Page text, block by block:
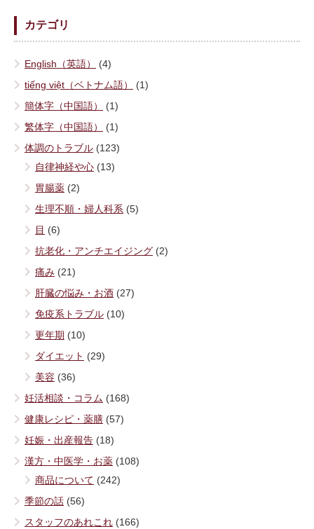
カテゴリ
English（英語）
(4)
tiếng việt（ベトナム語）
(1)
簡体字（中国語）
(1)
繁体字（中国語）
(1)
体調のトラブル (123)
自律神経や心 (13)
胃腸薬 (2)
生理不順・婦人科系 (5)
目 (6)
抗老化・アンチエイジング (2)
痛み (21)
肝臓の悩み・お酒 (27)
免疫系トラブル (10)
更年期 (10)
ダイエット (29)
美容 (36)
妊活相談・コラム (168)
健康レシピ・薬膳 (57)
妊娠・出産報告 (18)
漢方・中医学・お薬 (108)
商品について (242)
季節の話 (56)
スタッフのあれこれ (166)